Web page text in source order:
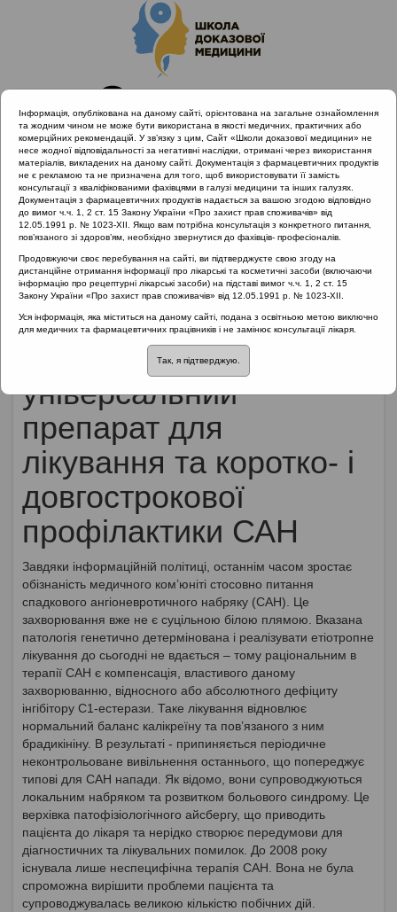
Головна
Партнери проекту
Біофармацевтична компанія Takeda
Плазмовий в/в С1-інгібітор, як універсальний препарат для
лікування та коротко- і довгострокової профілактики САН
Плазмовий в/в С1-
інгібітор, як
універсальний
препарат для
лікування та коротко- і
довгострокової
профілактики САН
Завдяки інформаційній політиці, останнім часом зростає
обізнаність медичного ком’юніті стосовно питання
спадкового ангіоневротичного набряку (САН). Це
захворювання вже не є суцільною білою плямою. Вказана
патологія генетично детермінована і реалізувати етіотропне
лікування до сьогодні не вдається – тому раціональним в
терапії САН є компенсація, властивого даному
захворюванню, відносного або абсолютного дефіциту
інгібітору С1-естерази. Таке лікування відновлює
нормальний баланс калікреїну та пов’язаного з ним
брадикініну. В результаті - припиняється періодичне
неконтрольоване вивільнення останнього, що попереджує
типові для САН напади. Як відомо, вони супроводжуються
локальним набряком та розвитком больового синдрому. Це
верхівка патофізіологічного айсбергу, що приводить
пацієнта до лікаря та нерідко створює передумови для
діагностичних та лікувальних помилок. До 2008 року
існувала лише неспецифічна терапія САН. Вона не була
спроможна вирішити проблеми пацієнта та
супроводжувалась великою кількістю побічних дій.
Інформація, опублікована на даному сайті, орієнтована на загальне ознайомлення
та жодним чином не може бути використана в якості медичних, практичних або
комерційних рекомендацій. У зв’язку з цим, Сайт «Школи доказової медицини» не
несе жодної відповідальності за негативні наслідки, отримані через використання
матеріалів, викладених на даному сайті. Документація з фармацевтичних продуктів
не є рекламою та не призначена для того, щоб використовувати її замість
консультації з кваліфікованими фахівцями в галузі медицини та інших галузях.
Документація з фармацевтичних продуктів надається за вашою згодою відповідно
до вимог ч.ч. 1, 2 ст. 15 Закону України «Про захист прав споживачів» від
12.05.1991 р. № 1023-XII. Якщо вам потрібна консультація з конкретного питання,
пов’язаного зі здоров’ям, необхідно звернутися до фахівців- професіоналів.
Продовжуючи своє перебування на сайті, ви підтверджуєте свою згоду на
дистанційне отримання інформації про лікарські та косметичні засоби (включаючи
інформацію про рецептурні лікарські засоби) на підставі вимог ч.ч. 1, 2 ст. 15
Закону України «Про захист прав споживачів» від 12.05.1991 р. № 1023-XII.
Уся інформація, яка міститься на даному сайті, подана з освітньою метою виключно
для медичних та фармацевтичних працівників і не замінює консультації лікаря.
Так, я підтверджую.